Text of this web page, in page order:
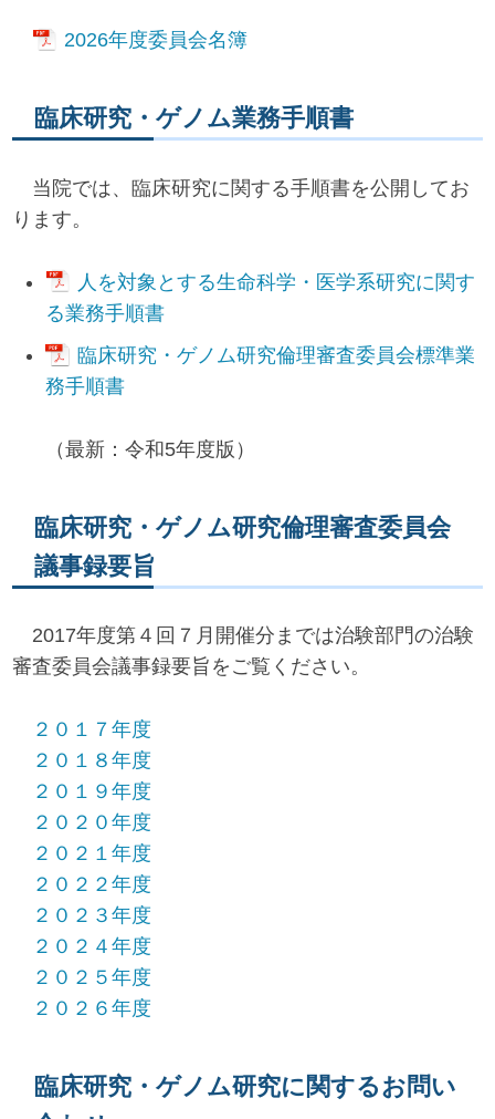
2026年度委員会名簿
臨床研究・ゲノム業務手順書
当院では、臨床研究に関する手順書を公開してお
ります。
人を対象とする生命科学・医学系研究に関す
る業務手順書
臨床研究・ゲノム研究倫理審査委員会標準業
務手順書
（最新：令和5年度版）
臨床研究・ゲノム研究倫理審査委員会
議事録要旨
2017年度第４回７月開催分までは治験部門の治験
審査委員会議事録要旨をご覧ください。
２０１７年度
２０１８年度
２０１９年度
２０２０年度
２０２１年度
２０２２年度
２０２３年度
２０２４年度
２０２５年度
２０２６年度
臨床研究・ゲノム研究に関するお問い